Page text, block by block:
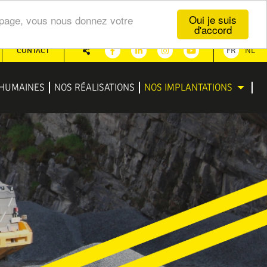
Oui je suis
d'accord
vous nous donnez votre
NOS RÉALISATIONS NOS IMPLANTATIONS
CONTACT
FacebookLinkedinInstagramYoutube
Partager
FR NL